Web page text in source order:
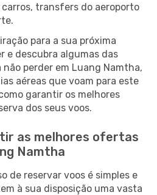
transfers do aeroporto
para a sua próxima
e descubra algumas das
perder em Luang Namtha,
aéreas que voam para este
garantir os melhores
dos seus voos.
as melhores ofertas
Namtha
de reservar voos é simples e
à sua disposição uma vasta